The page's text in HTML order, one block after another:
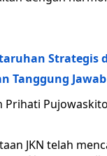
Strategis
Tanggung
Prihati
JKN telah